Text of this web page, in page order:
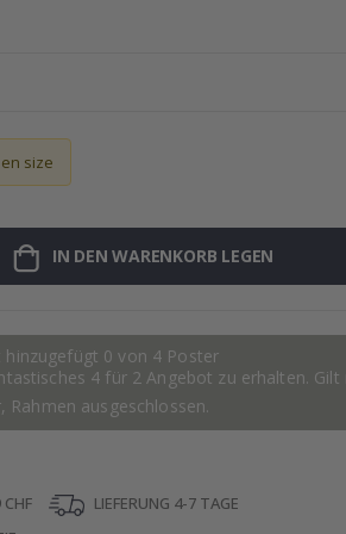
size
IN DEN WARENKORB LEGEN
hinzugefügt 0 von 4 Poster
4 für 2 Angebot zu erhalten. Gilt
Rahmen ausgeschlossen.
LIEFERUNG 4-7 TAGE